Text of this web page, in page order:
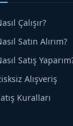
Çalışır?
Satın Alırım?
Satış
Alışveriş
Kuralları